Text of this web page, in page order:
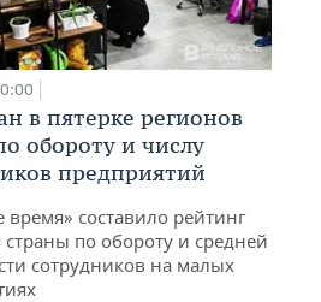
в пятерке регионов
обороту и числу
предприятий
время» составило рейтинг
страны по обороту и средней
сотрудников на малых